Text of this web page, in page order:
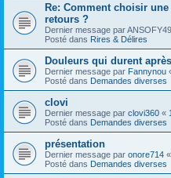
Re: Comment choisir
retours ?
Dernier message parANSOFY49
Posté dans Rires & Délires
Douleurs qui durent
Dernier message par Fannynou
Posté dans Demandes diverses
clovi
Dernier message par clovi360 «
Posté dans Demandes diverses
présentation
Dernier message par onore714 «
Posté dans Demandes diverses